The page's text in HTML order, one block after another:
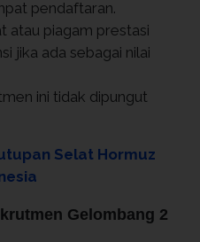
pendaftaran.
atau piagam prestasi
jika ada sebagai nilai
ini tidak dipungut
Selat Hormuz
Gelombang 2